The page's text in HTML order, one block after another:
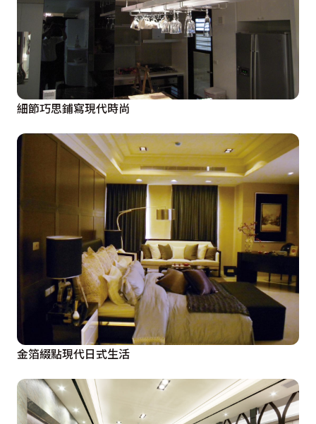
細節巧思鋪寫現代時尚
金箔綴點現代日式生活